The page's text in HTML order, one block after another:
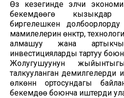
Өз кезегинде элчи
бекемдөөгө кызыкдар
биргелешкен
мамилелерин өнүктүрүү,
алмашуу жана
инвестицияларды тартуу
Жолугушуунун
талкууланган
өлкөнүн ортосундагы
бекемдөө боюнча иштерди